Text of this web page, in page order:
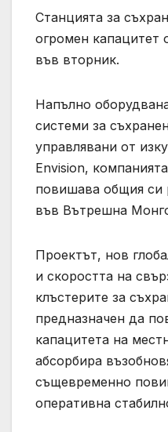
Станцията за
огромен капацитет
във вторник.
Напълно
системи за
управлявани от
Envision,
повишава общия си
във Вътрешна
Проектът, нов
и скоростта на
клъстерите за
предназначен да
капацитета на
абсорбира
същевременно
оперативна